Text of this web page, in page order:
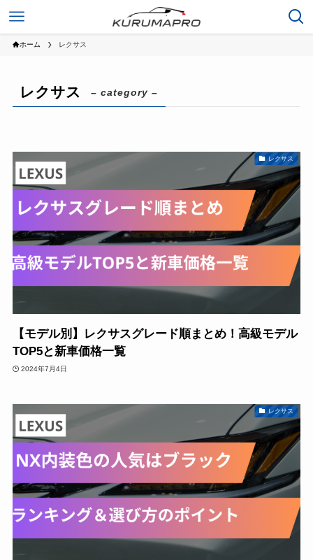
ホーム レクサス
レクサス – category –
レクサス
【モデル別】レクサスグレード順まとめ！高級モデル
TOP5と新車価格一覧
2024年7月4日
レクサス